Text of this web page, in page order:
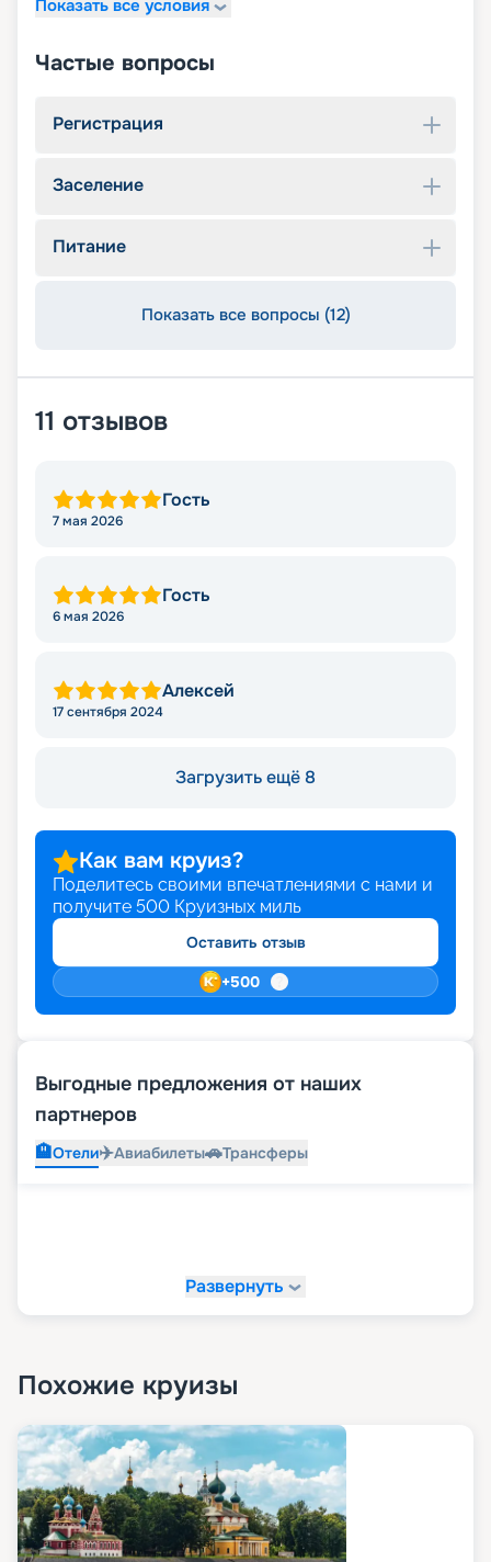
Показать все условия
Частые вопросы
Регистрация
Заселение
Питание
Показать все вопросы (12)
11 отзывов
Гость
7 мая 2026
Гость
6 мая 2026
Алексей
17 сентября 2024
Загрузить ещё 8
Как вам круиз?
Поделитесь своими впечатлениями с нами и
получите 500 Круизных миль
Оставить отзыв
+500
Выгодные предложения от наших
партнеров
🏨Отели✈️Авиабилеты🚗Трансферы
Развернуть
Похожие круизы